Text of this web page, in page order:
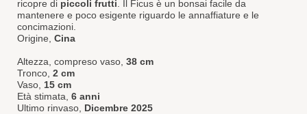
ricopre di piccoli frutti . Il Ficus è un bonsai facile da
mantenere e poco esigente riguardo le annaffiature e le
concimazioni.
Origine, Cina
Altezza, compreso vaso, 38 cm
Tronco, 2 cm
Vaso, 15 cm
Età stimata, 6 anni
Ultimo rinvaso, Dicembre 2025